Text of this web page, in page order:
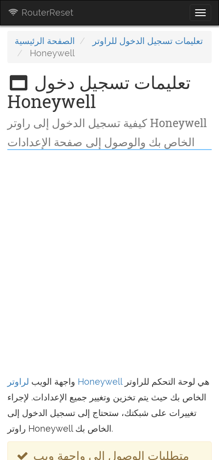
RouterReset
الصفحة الرئيسية
تعليمات تسجيل الدخول للراوتر
Honeywell
Honeywell
كيفية تسجيل الدخول إلى راوتر Honeywell
الخاص بك والوصول إلى صفحة الإعدادات
واجهة الويب لراوتر Honeywellهي لوحة التحكم للراوتر
الخاص بك حيث يتم تخزين وتغيير جميع الإعدادات. لإجراء
تغييرات على شبكتك، ستحتاج إلى تسجيل الدخول إلى
راوتر Honeywell الخاص بك.